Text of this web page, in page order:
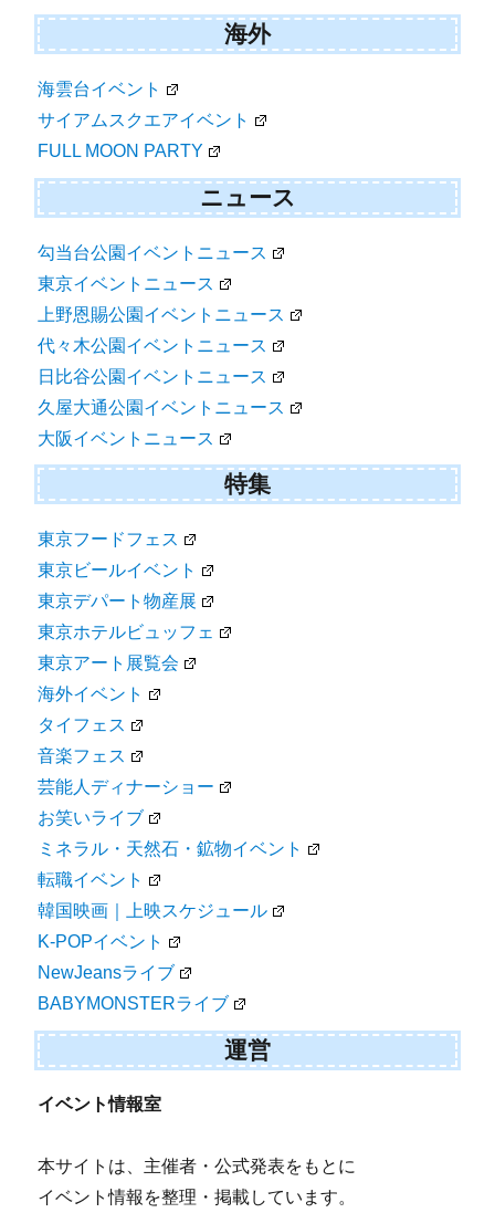
海外
海雲台イベント
サイアムスクエアイベント
FULL MOON PARTY
ニュース
勾当台公園イベントニュース
東京イベントニュース
上野恩賜公園イベントニュース
代々木公園イベントニュース
日比谷公園イベントニュース
久屋大通公園イベントニュース
大阪イベントニュース
特集
東京フードフェス
東京ビールイベント
東京デパート物産展
東京ホテルビュッフェ
東京アート展覧会
海外イベント
タイフェス
音楽フェス
芸能人ディナーショー
お笑いライブ
ミネラル・天然石・鉱物イベント
転職イベント
韓国映画｜上映スケジュール
K-POPイベント
NewJeansライブ
BABYMONSTERライブ
運営
イベント情報室
本サイトは、主催者・公式発表をもとに
イベント情報を整理・掲載しています。